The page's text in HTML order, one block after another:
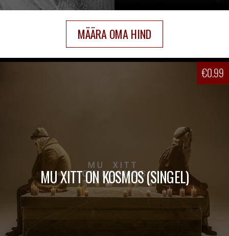
MÄÄRA OMA HIND
€0.99
MU XITT ON KOSMOS (SINGEL)